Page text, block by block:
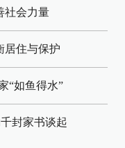
社会力量
居住与保护
“如鱼得水”
封家书谈起